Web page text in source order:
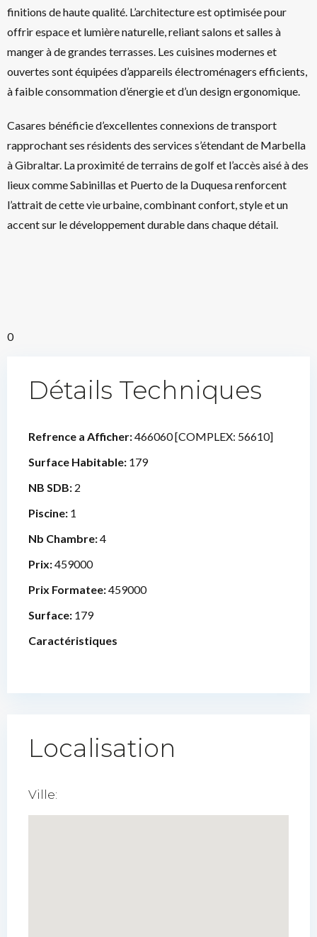
finitions de haute qualité. L’architecture est optimisée pour
offrir espace et lumière naturelle, reliant salons et salles à
manger à de grandes terrasses. Les cuisines modernes et
ouvertes sont équipées d’appareils électroménagers efficients,
à faible consommation d’énergie et d’un design ergonomique.
Casares bénéficie d’excellentes connexions de transport
rapprochant ses résidents des services s’étendant de Marbella
à Gibraltar. La proximité de terrains de golf et l’accès aisé à des
lieux comme Sabinillas et Puerto de la Duquesa renforcent
l’attrait de cette vie urbaine, combinant confort, style et un
accent sur le développement durable dans chaque détail.
0
Détails Techniques
Refrence a Afficher:466060 [COMPLEX: 56610]
Surface Habitable: 179
NB SDB: 2
Piscine: 1
Nb Chambre:4
Prix:459000
Prix Formatee:459000
Surface: 179
Caractéristiques
Localisation
Ville: